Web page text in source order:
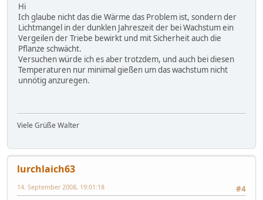
Hi
Ich glaube nicht das die Wärme das Problem ist, sondern der
Lichtmangel in der dunklen Jahreszeit der bei Wachstum ein
Vergeilen der Triebe bewirkt und mit Sicherheit auch die
Pflanze schwächt.
Versuchen würde ich es aber trotzdem, und auch bei diesen
Temperaturen nur minimal gießen um das wachstum nicht
unnötig anzuregen.
Viele Grüße Walter
lurchlaich63
#4
14. September 2008, 19:01:18